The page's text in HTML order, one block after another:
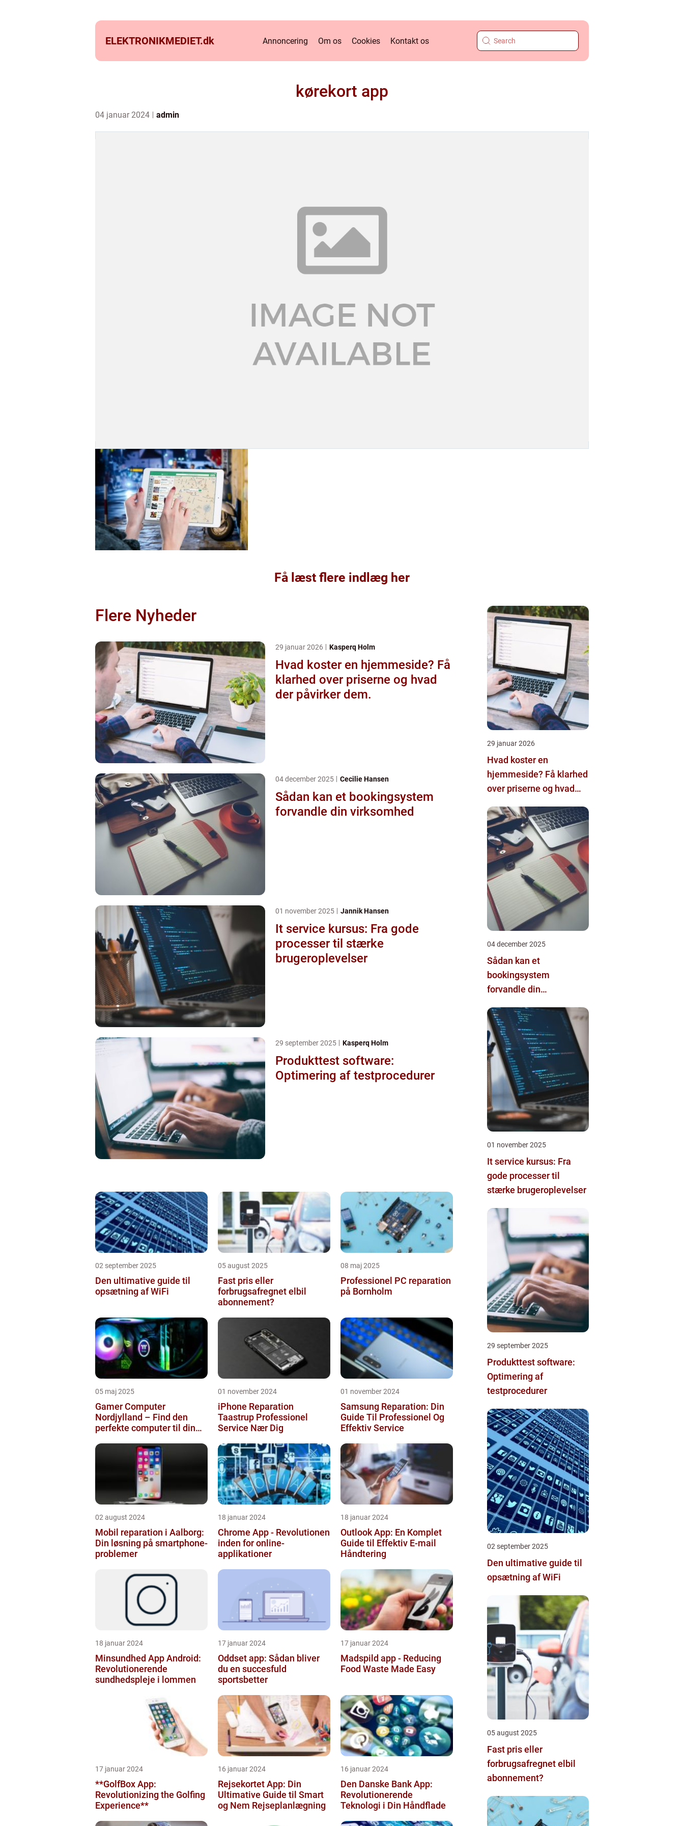
ELEKTRONIKMEDIET.dk Annoncering Om os Cookies Kontakt os
kørekort app
04 januar 2024 admin
Få læst flere indlæg her
Flere Nyheder
29 januar 2026 Kasperq Holm
Hvad koster en hjemmeside? Få
klarhed over priserne og hvad
der påvirker dem.
04 december 2025 Cecilie Hansen
Sådan kan et bookingsystem
forvandle din virksomhed
01 november 2025 Jannik Hansen
It service kursus: Fra gode
processer til stærke
brugeroplevelser
29 september 2025 Kasperq Holm
Produkttest software:
Optimering af testprocedurer
02 september 2025
Den ultimative guide til
opsætning af WiFi
05 august 2025
Fast pris eller
forbrugsafregnet elbil
abonnement?
08 maj 2025
Professionel PC reparation
på Bornholm
05 maj 2025
Gamer Computer
Nordjylland – Find den
perfekte computer til din
01 november 2024
iPhone Reparation
Taastrup Professionel
Service Nær Dig
01 november 2024
Samsung Reparation: Din
Guide Til Professionel Og
Effektiv Service
02 august 2024
Mobil reparation i Aalborg:
Din løsning på smartphone-
problemer
18 januar 2024
Chrome App - Revolutionen
inden for online-
applikationer
18 januar 2024
Outlook App: En Komplet
Guide til Effektiv E-mail
Håndtering
18 januar 2024
Minsundhed App Android:
Revolutionerende
sundhedspleje i lommen
17 januar 2024
Oddset app: Sådan bliver
du en succesfuld
sportsbetter
17 januar 2024
Madspild app - Reducing
Food Waste Made Easy
17 januar 2024
**GolfBox App:
Revolutionizing the Golfing
Experience**
16 januar 2024
Rejsekortet App: Din
Ultimative Guide til Smart
og Nem Rejseplanlægning
16 januar 2024
Den Danske Bank App:
Revolutionerende
Teknologi i Din Håndflade
29 januar 2026
Hvad koster en
hjemmeside? Få klarhed
over priserne og hvad
04 december 2025
Sådan kan et
bookingsystem
forvandle din
01 november 2025
It service kursus: Fra
gode processer til
stærke brugeroplevelser
29 september 2025
Produkttest software:
Optimering af
testprocedurer
02 september 2025
Den ultimative guide til
opsætning af WiFi
05 august 2025
Fast pris eller
forbrugsafregnet elbil
abonnement?